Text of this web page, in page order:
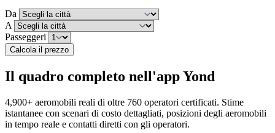
Da
A
Passeggeri
Calcola il prezzo
Il quadro completo nell'app Yond
4,900+ aeromobili reali di oltre 760 operatori certificati. Stime
istantanee con scenari di costo dettagliati, posizioni degli aeromobili
in tempo reale e contatti diretti con gli operatori.